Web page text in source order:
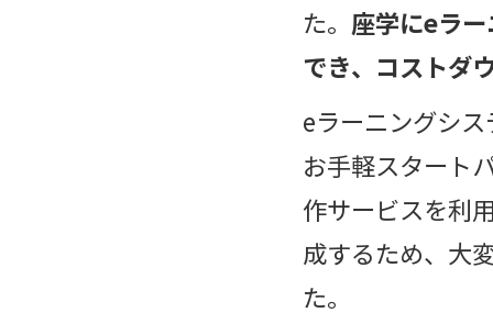
た。 座学にeラ
でき、コストダ
eラーニングシ
お手軽スタート
作サービスを利
成するため、大
た。